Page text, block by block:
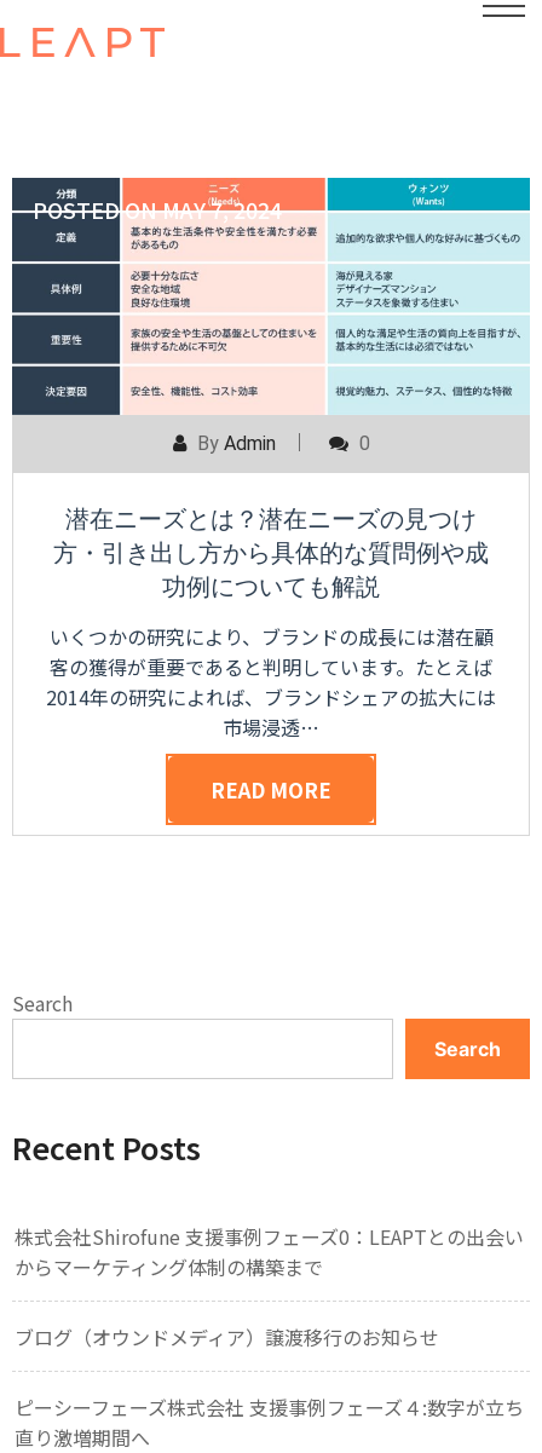
POSTED ONMAY 7, 2024
By Admin 0
潜在ニーズとは？潜在ニーズの見つけ
方・引き出し方から具体的な質問例や成
功例についても解説
いくつかの研究により、ブランドの成長には潜在顧
客の獲得が重要であると判明しています。たとえば
2014年の研究によれば、ブランドシェアの拡大には
市場浸透…
READ MORE
Search
Search
Recent Posts
株式会社Shirofune 支援事例フェーズ0：LEAPTとの出会い
からマーケティング体制の構築まで
ブログ（オウンドメディア）譲渡移行のお知らせ
ピーシーフェーズ株式会社 支援事例フェーズ４:数字が立ち
直り激増期間へ